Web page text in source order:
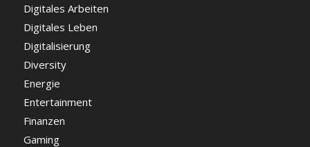
Digitales Arbeiten
Digitales Leben
Digitalisierung
Diversity
Energie
Entertainment
Finanzen
Gaming